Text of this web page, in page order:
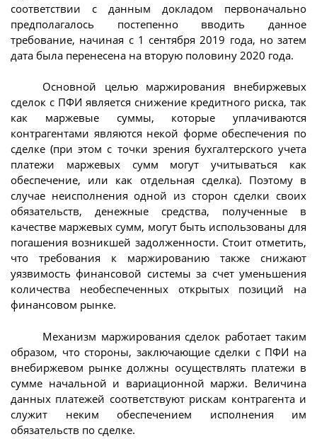
соответствии с данным докладом первоначально
предполагалось постепенно вводить данное
требование, начиная с 1 сентября 2019 года, но затем
дата была перенесена на вторую половину 2020 года.
Основной целью маржирования внебиржевых
сделок с ПФИ является снижение кредитного риска, так
как маржевые суммы, которые уплачиваются
контрагентами являются некой форме обеспечения по
сделке (при этом с точки зрения бухгалтерского учета
платежи маржевых сумм могут учитываться как
обеспечение, или как отдельная сделка). Поэтому в
случае неисполнения одной из сторон сделки своих
обязательств, денежные средства, полученные в
качестве маржевых сумм, могут быть использованы для
погашения возникшей задолженности. Стоит отметить,
что требования к маржированию также снижают
уязвимость финансовой системы за счет уменьшения
количества необеспеченных открытых позиций на
финансовом рынке.
Механизм маржирования сделок работает таким
образом, что стороны, заключающие сделки с ПФИ на
внебиржевом рынке должны осуществлять платежи в
сумме начальной и вариационной маржи. Величина
данных платежей соответствуют рискам контрагента и
служит неким обеспечением исполнения им
обязательств по сделке.